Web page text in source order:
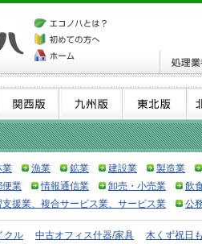
業 漁業 鉱業 建設業
製造業
便業
情報通信業 卸売・小売業
飲
援業、複合サービス業、サービス業
公
クル 中古オフィス什器/家具
木くず祝日